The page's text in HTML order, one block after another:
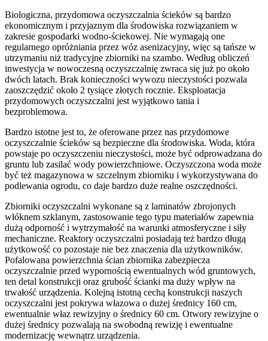
Biologiczna, przydomowa oczyszczalnia ścieków są bardzo
ekonomicznym i przyjaznym dla środowiska rozwiązaniem w
zakresie gospodarki wodno-ściekowej. Nie wymagają one
regularnego opróżniania przez wóz asenizacyjny, więc są tańsze w
utrzymaniu niż tradycyjne zbiorniki na szambo. Według obliczeń
inwestycja w nowoczesną oczyszczalnię zwraca się już po około
dwóch latach. Brak konieczności wywozu nieczystości pozwala
zaoszczędzić około 2 tysiące złotych rocznie. Eksploatacja
przydomowych oczyszczalni jest wyjątkowo tania i
bezproblemowa.
Bardzo istotne jest to, że oferowane przez nas przydomowe
oczyszczalnie ścieków są bezpieczne dla środowiska. Woda, która
powstaje po oczyszczeniu nieczystości, może być odprowadzana do
gruntu lub zasilać wody powierzchniowe. Oczyszczona woda może
być też magazynowa w szczelnym zbiorniku i wykorzystywana do
podlewania ogrodu, co daje bardzo duże realne oszczędności.
Zbiorniki oczyszczalni wykonane są z laminatów zbrojonych
włóknem szklanym, zastosowanie tego typu materiałów zapewnia
dużą odporność i wytrzymałość na warunki atmosferyczne i siły
mechaniczne. Reaktory oczyszczalni posiadają też bardzo długą
użytkowość co pozostaje nie bez znaczenia dla użytkowników.
Pofalowana powierzchnia ścian zbiornika zabezpiecza
oczyszczalnie przed wypornością ewentualnych wód gruntowych,
ten detal konstrukcji oraz grubość ścianki ma duży wpływ na
trwałość urządzenia. Kolejną istotną cechą konstrukcji naszych
oczyszczalni jest pokrywa włazowa o dużej średnicy 160 cm,
ewentualnie właz rewizyjny o średnicy 60 cm. Otwory rewizyjne o
dużej średnicy pozwalają na swobodną rewizję i ewentualne
modernizację wewnątrz urządzenia.